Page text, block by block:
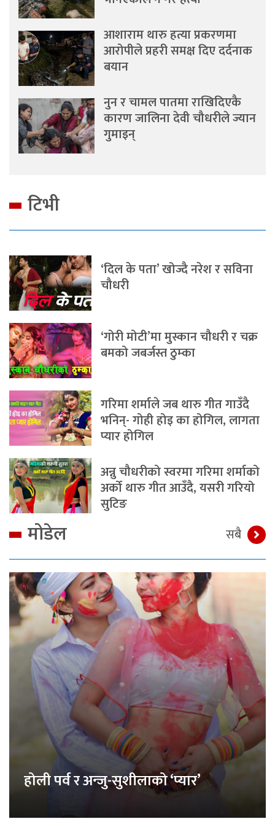
आशाराम थारु हत्या प्रकरणमा
आरोपीले प्रहरी समक्ष दिए दर्दनाक
बयान
नुन र चामल पातमा राखिदिएकै
कारण जालिना देवी चौधरीले ज्यान
गुमाइन्
टिभी
‘दिल के पता’ खोज्दै नरेश र सविना
चौधरी
‘गोरी मोटी’मा मुस्कान चौधरी र चक्र
बमको जबर्जस्त ठुम्का
गरिमा शर्माले जब थारु गीत गाउँदै
भनिन्- गोही होइ का होगिल, लागता
प्यार होगिल
अन्नु चौधरीको स्वरमा गरिमा शर्माको
अर्को थारु गीत आउँदै, यसरी गरियो
सुटिङ
मोडेल सबै
होली पर्व र अन्जु-सुशीलाको ‘प्यार’